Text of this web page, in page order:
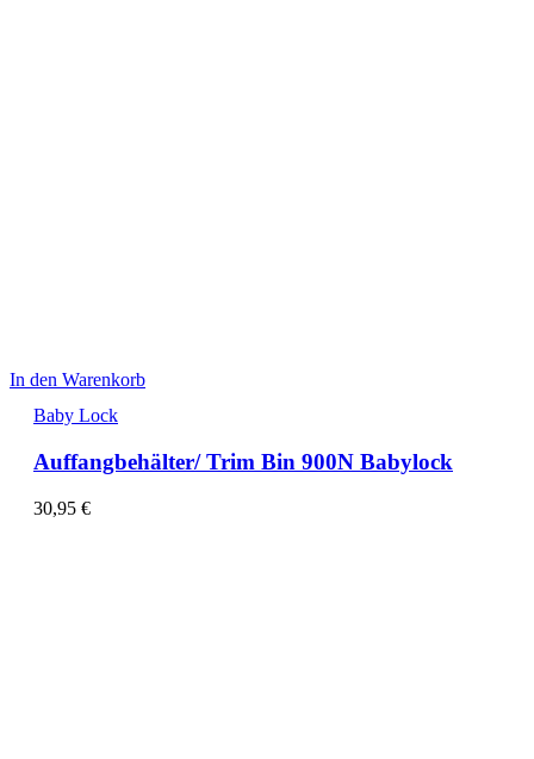
In den Warenkorb
Baby Lock
Auffangbehälter/ Trim Bin 900N Babylock
30,95 €